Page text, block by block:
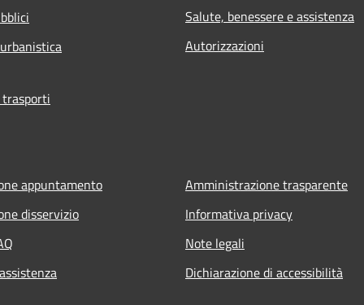
Salute, benessere e assistenza
Autorizzazioni
appuntamento
disservizio
Amministrazione trasparente
Informativa privacy
Note legali
Dichiarazione di accessibilità